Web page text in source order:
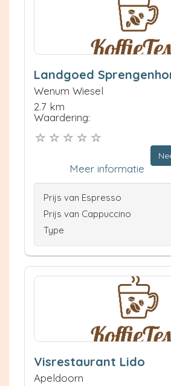
Landgoed
Wenum Wiesel
2.7 km
Waardering:
Meer informatie
Prijs van Espresso
Prijs van Cappuccino
Type
Visrestaurant Lido
Apeldoorn